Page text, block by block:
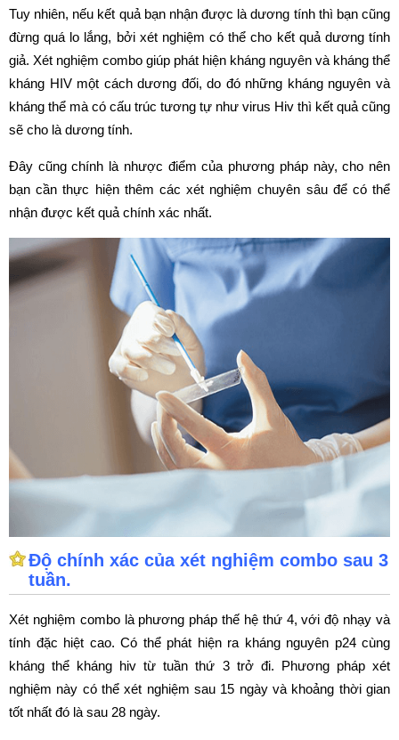
Tuy nhiên, nếu kết quả bạn nhận được là dương tính thì bạn cũng
đừng quá lo lắng, bởi xét nghiệm có thể cho kết quả dương tính
giả. Xét nghiệm combo giúp phát hiện kháng nguyên và kháng thể
kháng HIV một cách dương đối, do đó những kháng nguyên và
kháng thể mà có cấu trúc tương tự như virus Hiv thì kết quả cũng
sẽ cho là dương tính.
Đây cũng chính là nhược điểm của phương pháp này, cho nên
bạn cần thực hiện thêm các xét nghiệm chuyên sâu để có thể
nhận được kết quả chính xác nhất.
Độ chính xác của xét nghiệm combo sau 3
tuần.
Xét nghiệm combo là phương pháp thế hệ thứ 4, với độ nhạy và
tính đặc hiệt cao. Có thể phát hiện ra kháng nguyên p24 cùng
kháng thể kháng hiv từ tuần thứ 3 trở đi. Phương pháp xét
nghiệm này có thể xét nghiệm sau 15 ngày và khoảng thời gian
tốt nhất đó là sau 28 ngày.